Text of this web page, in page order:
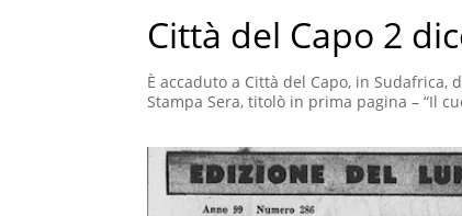
Città del Capo 2
È accaduto a Città del Capo, in
Stampa Sera, titolò in prima pagina – “Il